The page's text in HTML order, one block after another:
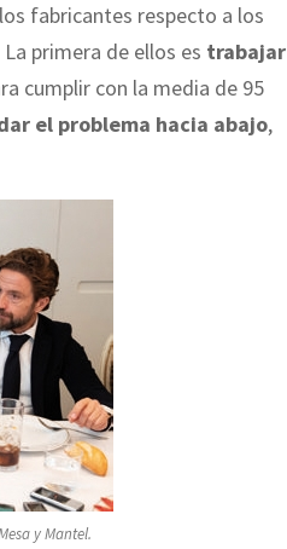
fabricantes respecto a los
primera de ellos es trabajar
cumplir con la media de 95
el problema hacia abajo,
y Mantel.